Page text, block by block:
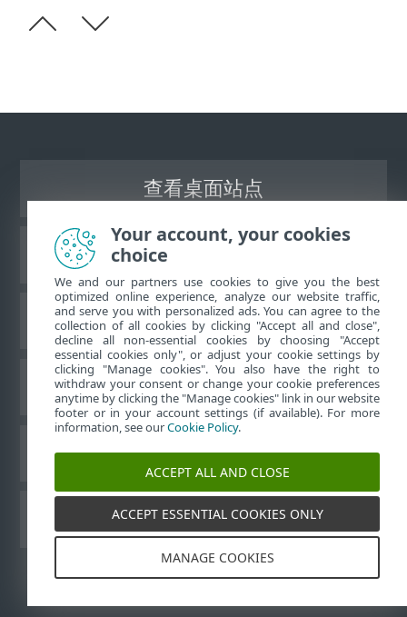
查看桌面站点
ESET 知识库
ESET 论坛
区域支持
管理 Cookie
其他 ESET 产品
©1992-2026ESET, spol. s r.o. - 保留所有权利。
Your account, your cookies
choice
We and our partners use cookies to give you the best
optimized online experience, analyze our website traffic,
and serve you with personalized ads. You can agree to the
collection of all cookies by clicking "Accept all and close",
decline all non-essential cookies by choosing "Accept
essential cookies only", or adjust your cookie settings by
clicking "Manage cookies". You also have the right to
withdraw your consent or change your cookie preferences
anytime by clicking the "Manage cookies" link in our website
footer or in your account settings (if available). For more
information, see ourCookie Policy.
ACCEPT ALL AND CLOSE
ACCEPT ESSENTIAL COOKIES ONLY
MANAGE COOKIES